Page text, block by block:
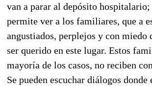
van a parar al depósito hospitalario;
permite ver a los familiares, que a
angustiados, perplejos y con miedo
ser querido en este lugar. Estos
mayoría de los casos, no reciben
Se pueden escuchar diálogos